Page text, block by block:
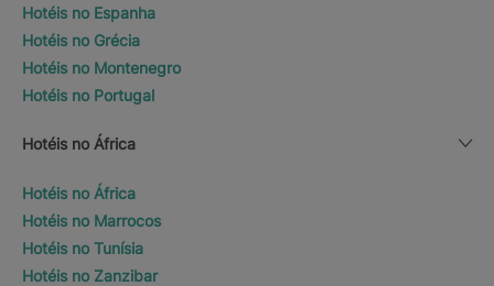
Hotéis no Espanha
Hotéis no Grécia
Hotéis no Montenegro
Hotéis no Portugal
Hotéis no África
Hotéis no África
Hotéis no Marrocos
Hotéis no Tunísia
Hotéis no Zanzibar